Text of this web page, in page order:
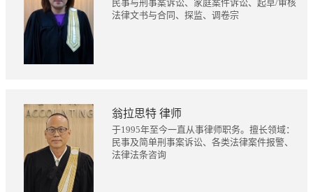
民事与刑事案诉讼、家庭案件诉讼、起草/审核
法律文书与合同、探监、调卷宗
翁拉思特 律师
于1995年至今一直从事律师职务。擅长领域：
民事及简单刑事案诉讼、各类法律案件报警、
法律法条咨询